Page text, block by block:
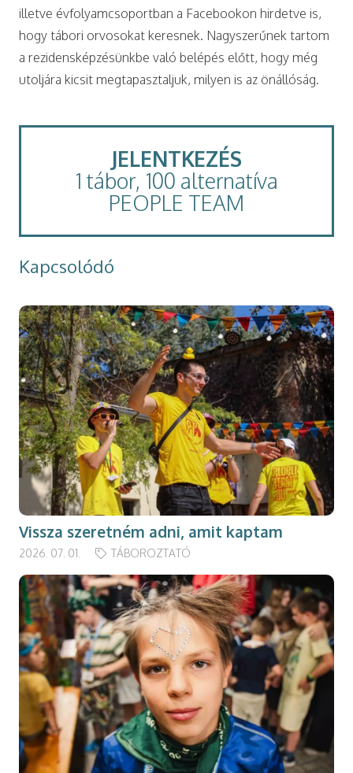
illetve évfolyamcsoportban a Facebookon hirdetve is,
hogy tábori orvosokat keresnek. Nagyszerűnek tartom
a rezidensképzésünkbe való belépés előtt, hogy még
utoljára kicsit megtapasztaljuk, milyen is az önállóság.
JELENTKEZÉS
1 tábor, 100 alternatíva
PEOPLE TEAM
Kapcsolódó
Vissza szeretném adni, amit kaptam
2026. 07. 01. TÁBOROZTATÓ